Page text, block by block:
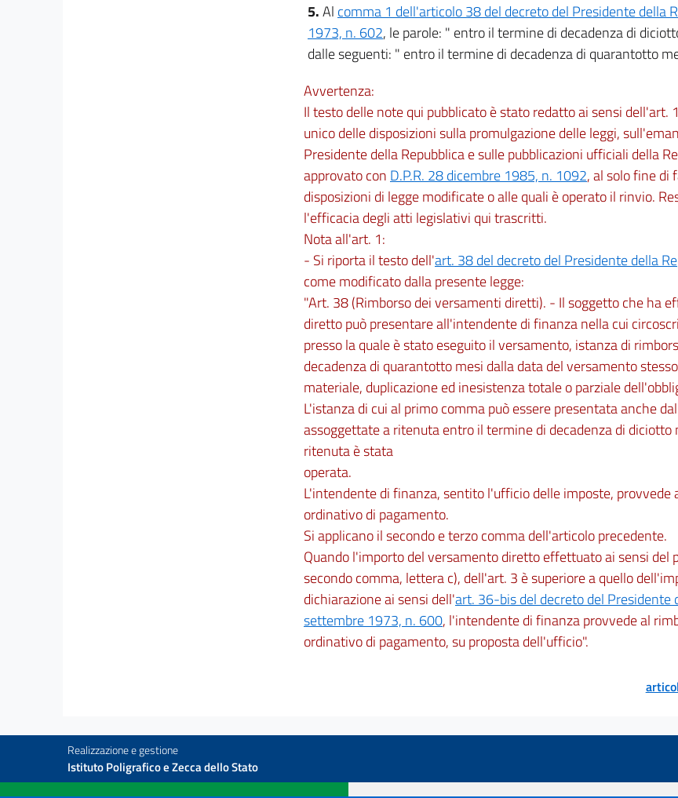
5.Al comma 1 dell'articolo 38 del decreto del Presidente della
1973, n. 602, le parole: " entro il termine di decadenza di
dalle seguenti: " entro il termine di decadenza di quarantotto
Avvertenza:
Il testo delle note qui pubblicato è stato redatto ai sensi dell'art.
unico delle disposizioni sulla promulgazione delle leggi,
Presidente della Repubblica e sulle pubblicazioni ufficiali della
approvato con D.P.R. 28 dicembre 1985, n. 1092, al solo fine di
disposizioni di legge modificate o alle quali è operato il rinvio.
l'efficacia degli atti legislativi qui trascritti.
Nota all'art. 1:
- Si riporta il testo dell'art. 38 del decreto del Presidente della
come modificato dalla presente legge:
"Art. 38 (Rimborso dei versamenti diretti). - Il soggetto che ha
diretto può presentare all'intendente di finanza nella cui
presso la quale è stato eseguito il versamento, istanza di
decadenza di quarantotto mesi dalla data del versamento
materiale, duplicazione ed inesistenza totale o parziale
L'istanza di cui al primo comma può essere presentata anche
assoggettate a ritenuta entro il termine di decadenza di diciotto
ritenuta è stata
operata.
L'intendente di finanza, sentito l'ufficio delle imposte, provvede
ordinativo di pagamento.
Si applicano il secondo e terzo comma dell'articolo precedente.
Quando l'importo del versamento diretto effettuato ai sensi del
secondo comma, lettera c), dell'art. 3 è superiore a quello
dichiarazione ai sensi dell'art. 36-bis del decreto del Presidente
settembre 1973, n. 600, l'intendente di finanza provvede al
ordinativo di pagamento, su proposta dell'ufficio".
Realizzazione e gestione
Istituto Poligrafico e Zecca dello Stato